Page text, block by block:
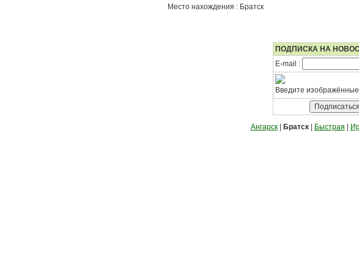
Место нахождения : Братск
ПОДПИСКА НА
E-mail :
Введите
Ангарск| Братск| Быстрая